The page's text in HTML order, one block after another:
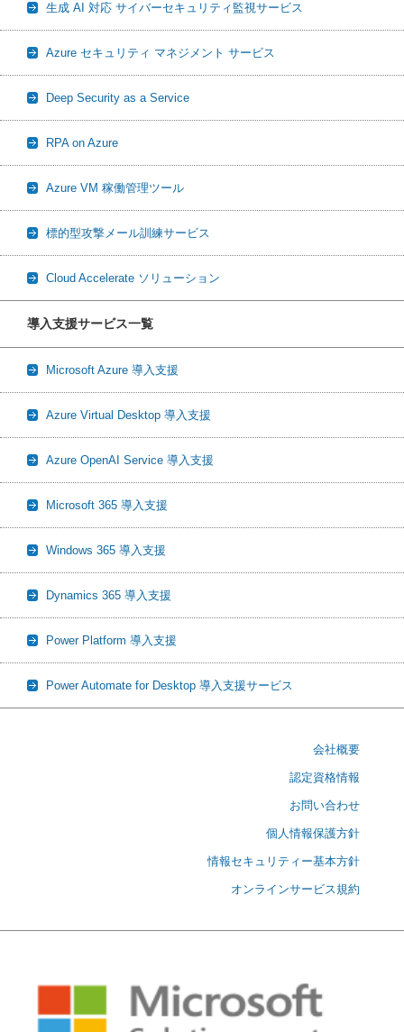
生成 AI 対応 サイバーセキュリティ監視サービス
Azure セキュリティ マネジメント サービス
Deep Security as a Service
RPA on Azure
Azure VM 稼働管理ツール
標的型攻撃メール訓練サービス
Cloud Accelerate ソリューション
導入支援サービス一覧
Microsoft Azure 導入支援
Azure Virtual Desktop 導入支援
Azure OpenAI Service 導入支援
Microsoft 365 導入支援
Windows 365 導入支援
Dynamics 365 導入支援
Power Platform 導入支援
Power Automate for Desktop 導入支援サービス
会社概要
認定資格情報
お問い合わせ
個人情報保護方針
情報セキュリティー基本方針
オンラインサービス規約